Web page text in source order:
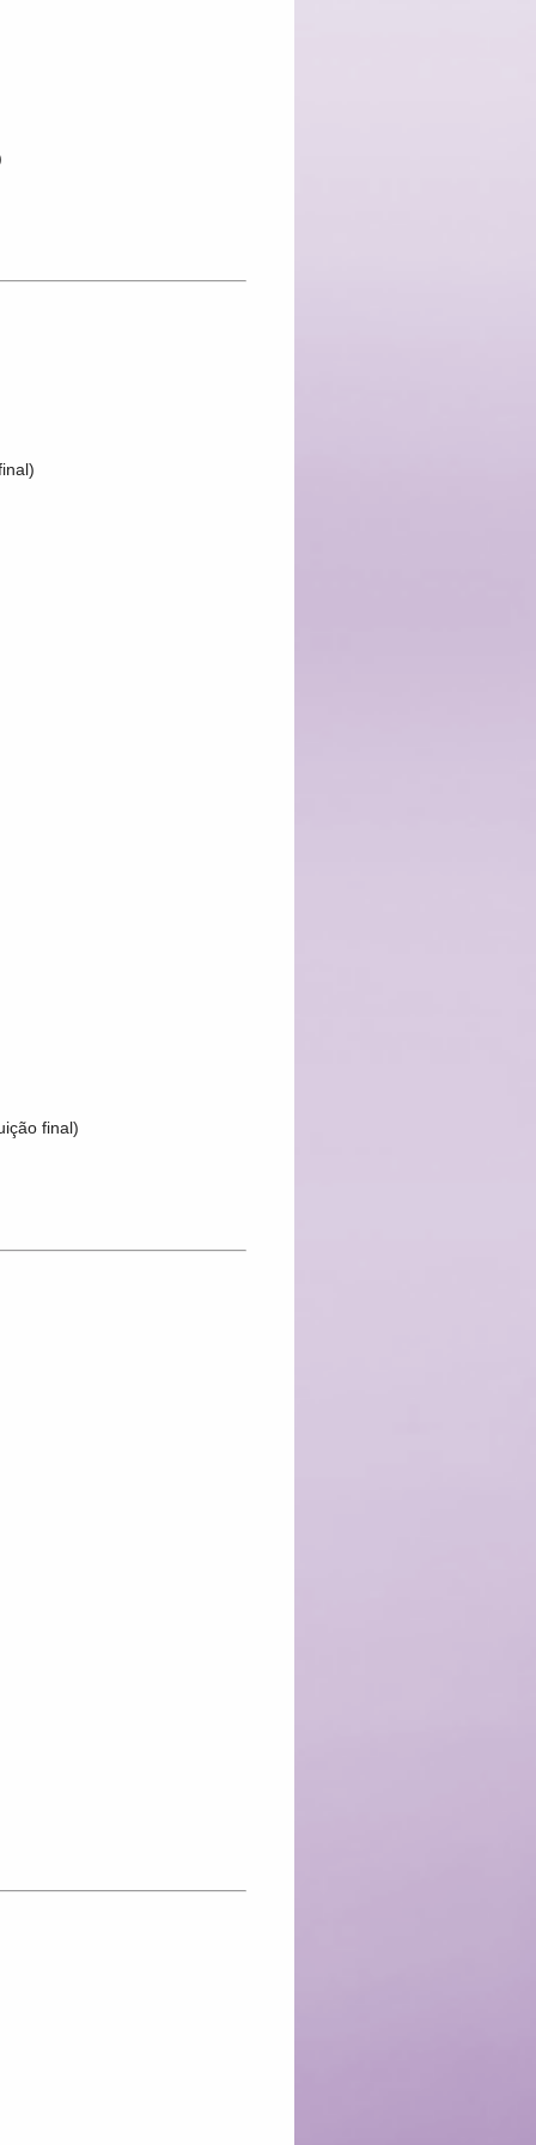
final)